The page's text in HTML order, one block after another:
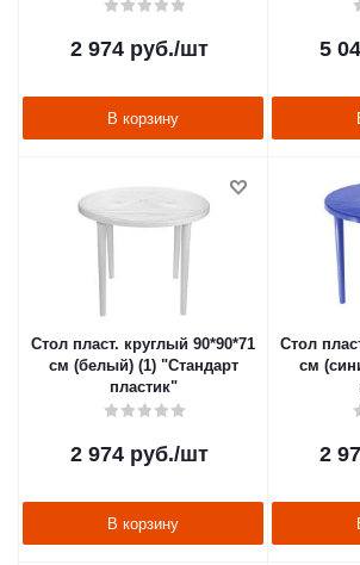
2 974руб./шт
В корзину
5
Стол пласт. круглый 90*90*71
см (белый) (1) "Стандарт
пластик"
2 974руб./шт
В корзину
Стол
см
2